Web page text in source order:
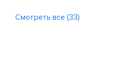
Смотреть все (33)